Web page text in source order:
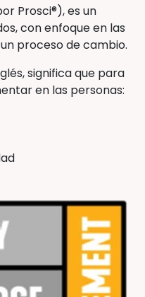
Prosci®), es un
con enfoque en las
proceso de cambio.
significa que para
en las personas: